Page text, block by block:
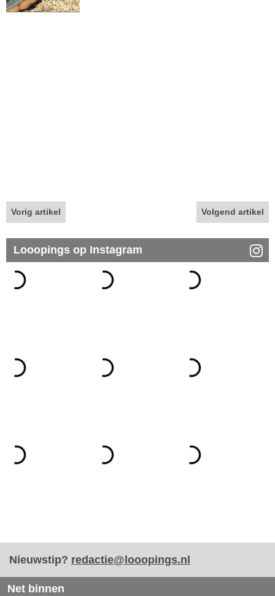
Vorig artikel Volgend artikel
Looopings op Instagram
Nieuwstip? redactie@looopings.nl
Net binnen